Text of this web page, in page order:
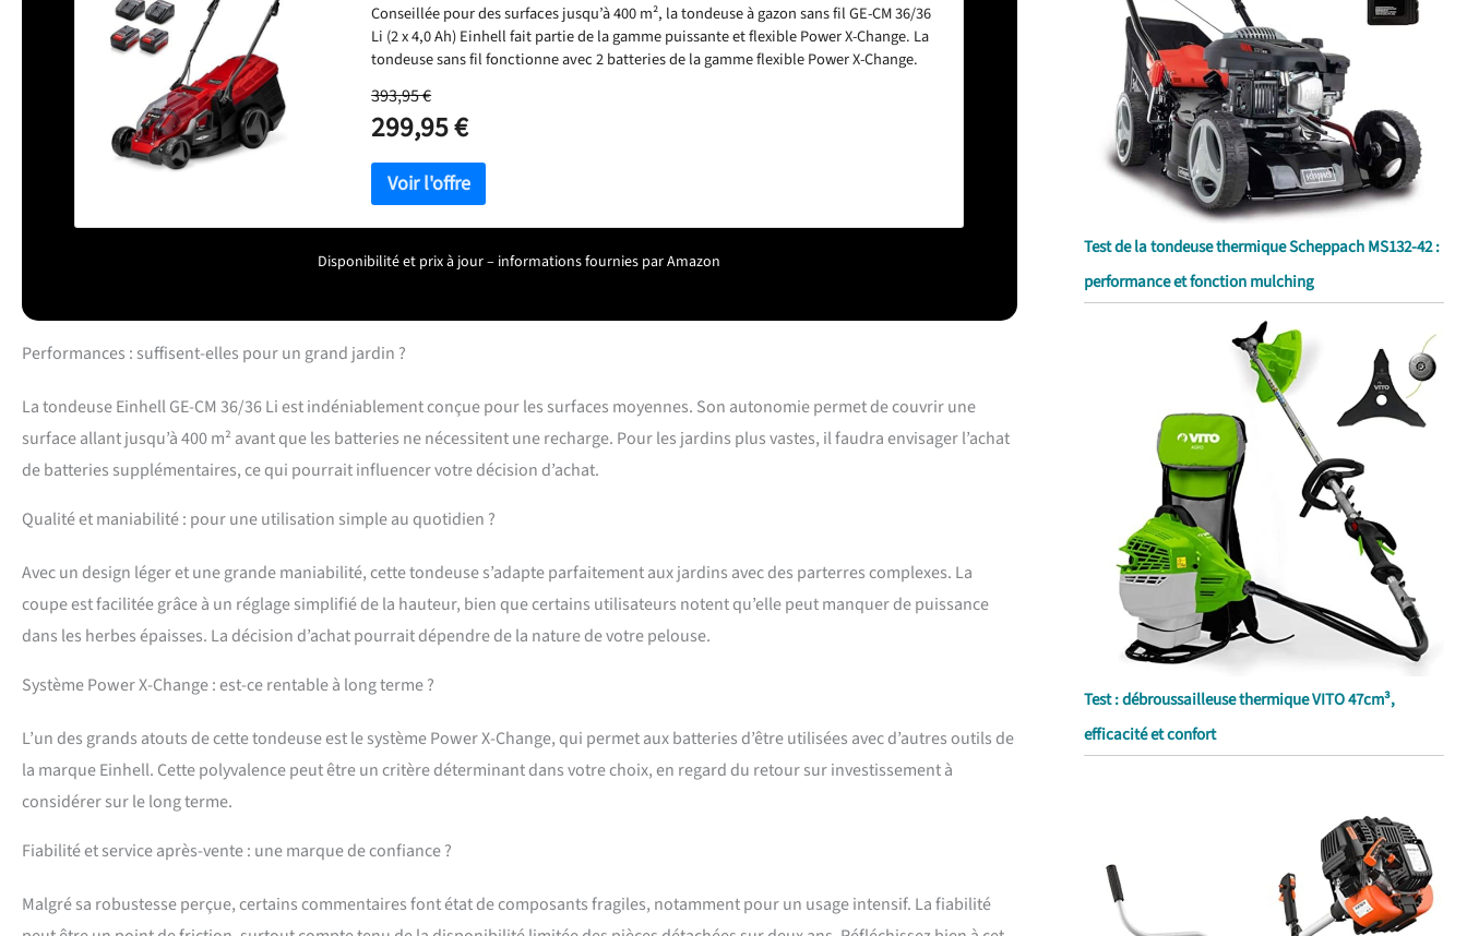
Conseillée pour des surfaces jusqu’à 400 m², la tondeuse à gazon sans fil GE-CM 36/36
Li (2 x 4,0 Ah) Einhell fait partie de la gamme puissante et flexible Power X-Change. La
tondeuse sans fil fonctionne avec 2 batteries de la gamme flexible Power X-Change.
batteries Power X-Change disposent d’un indicateur du niveau de charge à 3 LED et
sont compatibles avec tous les autres appareils de la gamme. PurePOWER Brushless –
pour une durée de fonctionnement plus longue que celle des moteurs à charbon
classiques. La tondeuse comprend un système de réglage centralisé de la hauteur de
équipée d’un carter en plastique de haute qualité résistant aux chocs et d’une poignée
393,95 €
299,95 €
Disponibilité et prix à jour – informations fournies par Amazon
Performances : suffisent-elles pour un grand jardin ?
La tondeuse Einhell GE-CM 36/36 Li est indéniablement conçue pour les surfaces moyennes. Son autonomie permet de couvrir une
surface allant jusqu’à 400 m² avant que les batteries ne nécessitent une recharge. Pour les jardins plus vastes, il faudra envisager l’achat
de batteries supplémentaires, ce qui pourrait influencer votre décision d’achat.
Qualité et maniabilité : pour une utilisation simple au quotidien ?
Avec un design léger et une grande maniabilité, cette tondeuse s’adapte parfaitement aux jardins avec des parterres complexes. La
coupe est facilitée grâce à un réglage simplifié de la hauteur, bien que certains utilisateurs notent qu’elle peut manquer de puissance
dans les herbes épaisses. La décision d’achat pourrait dépendre de la nature de votre pelouse.
Système Power X-Change : est-ce rentable à long terme ?
L’un des grands atouts de cette tondeuse est le système Power X-Change, qui permet aux batteries d’être utilisées avec d’autres outils de
la marque Einhell. Cette polyvalence peut être un critère déterminant dans votre choix, en regard du retour sur investissement à
considérer sur le long terme.
Fiabilité et service après-vente : une marque de confiance ?
Malgré sa robustesse perçue, certains commentaires font état de composants fragiles, notamment pour un usage intensif. La fiabilité
Test de la tondeuse thermique Scheppach MS132-42 :
performance et fonction mulching
Test : débroussailleuse thermique VITO 47cm³,
efficacité et confort